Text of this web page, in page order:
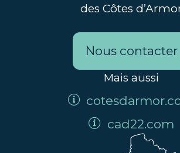
des Côtes
Nous contacter
Mais aussi
cad22.com